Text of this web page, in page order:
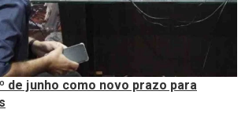
de junho como novo prazo para